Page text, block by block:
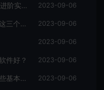
(超清)2023 React 18 系统入门 进阶实战《欢乐购》 2023-09-06
视频截取软件有哪些？带你了解这三个视频编辑软件 2023-09-06
2023-09-06
件好？ 2023-09-06
云服务器是什么？你需要知道这些基本知识 2023-09-06